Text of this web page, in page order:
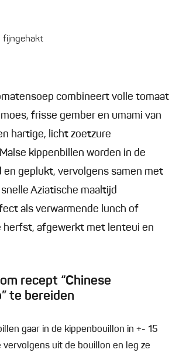
fijngehakt
combineert volle tomaat
frisse gember en umami van
hartige, licht zoetzure
kippenbillen worden in de
en geplukt, vervolgens samen met
Aziatische maaltijd
als verwarmende lunch of
herfst, afgewerkt met lenteui en
recept “Chinese
te bereiden
gaar in de kippenbouillon in +- 15
vervolgens uit de bouillon en leg ze